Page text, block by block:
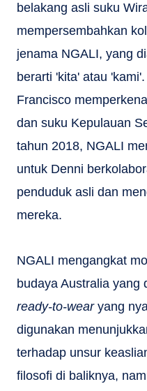
belakang asli suku
mempersembahkan
jenama NGALI, yang
berarti 'kita' atau
Francisco
dan suku Kepulauan
tahun 2018, NGALI
untuk Denni
penduduk asli dan
mereka.
NGALI mengangkat
budaya Australia yang
ready-to-wearyang
digunakan
terhadap unsur
filosofi di baliknya,